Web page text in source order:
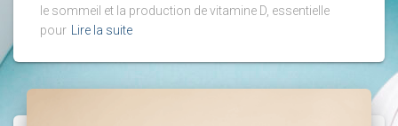
le sommeil et la production de vitamine D, essentielle
pour Lire la suite